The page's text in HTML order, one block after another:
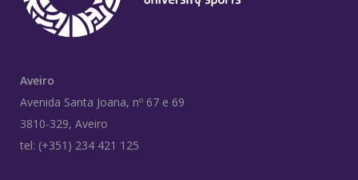
Aveiro
Avenida Santa Joana, nº 67 e 69
3810-329, Aveiro
tel: (+351) 234 421 125